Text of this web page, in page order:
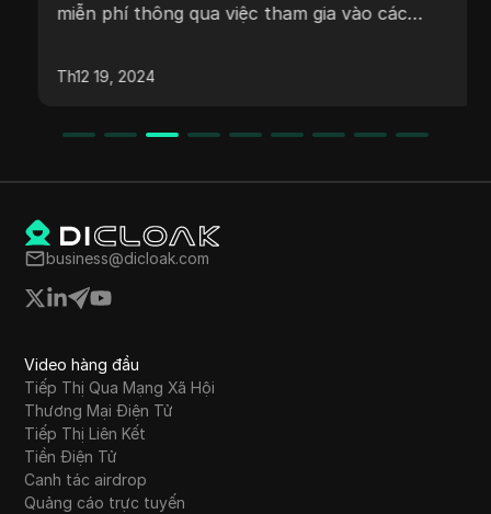
miễn phí thông qua việc tham gia vào các
minh bạch trong các bằng chứng rút tiền, và
tiềm năng của các chương trình giới thiệu. Nó
đầu tư tiền điện tử của họ mà không cần đầu
tư tài chính.
Th12 19, 2024
business@dicloak.com
Video hàng đầu
Tiếp Thị Qua Mạng Xã Hội
Thương Mại Điện Tử
Tiếp Thị Liên Kết
Tiền Điện Tử
Canh tác airdrop
Quảng cáo trực tuyến